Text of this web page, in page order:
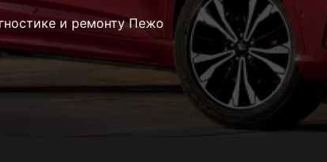
и ремонту Пежо